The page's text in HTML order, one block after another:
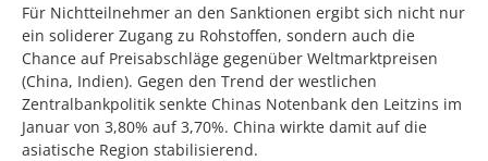
Für Nichtteilnehmer an den Sanktionen ergibt sich nicht nur
ein soliderer Zugang zu Rohstoffen, sondern auch die
Chance auf Preisabschläge gegenüber Weltmarktpreisen
(China, Indien). Gegen den Trend der westlichen
Zentralbankpolitik senkte Chinas Notenbank den Leitzins im
Januar von 3,80% auf 3,70%. China wirkte damit auf die
asiatische Region stabilisierend.